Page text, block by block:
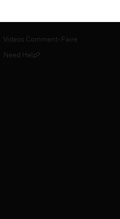
Videos Comment-Faire
Need Help?